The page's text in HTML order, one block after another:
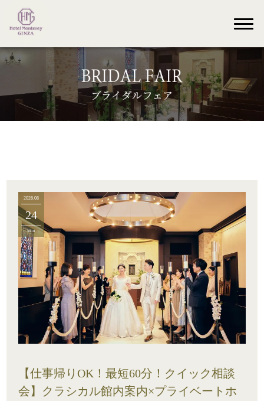
2026.08
24
Mon
【仕事帰りOK！最短60分！クイック相談
会】クラシカル館内案内×プライベートホ